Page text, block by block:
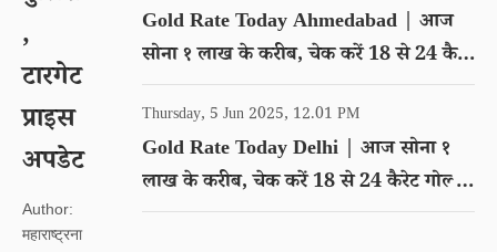
,
टारगेट
प्राइस
अपडेट
Author:
महाराष्ट्रना
Gold Rate Today Ahmedabad | आज
सोना १ लाख के करीब, चेक करें 18 से 24 कैरेट
गोल्ड का रेट
Thursday, 5 Jun 2025, 12.01 PM
Gold Rate Today Delhi | आज सोना १
लाख के करीब, चेक करें 18 से 24 कैरेट गोल्ड
का रेट